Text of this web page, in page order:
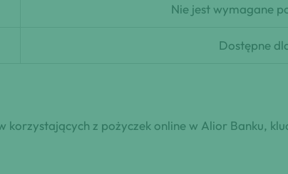
Nie jest wymagane
Dostępne
z pożyczek online w Alior Banku,